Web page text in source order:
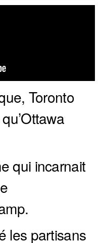
Toronto
qui incarnait
les partisans